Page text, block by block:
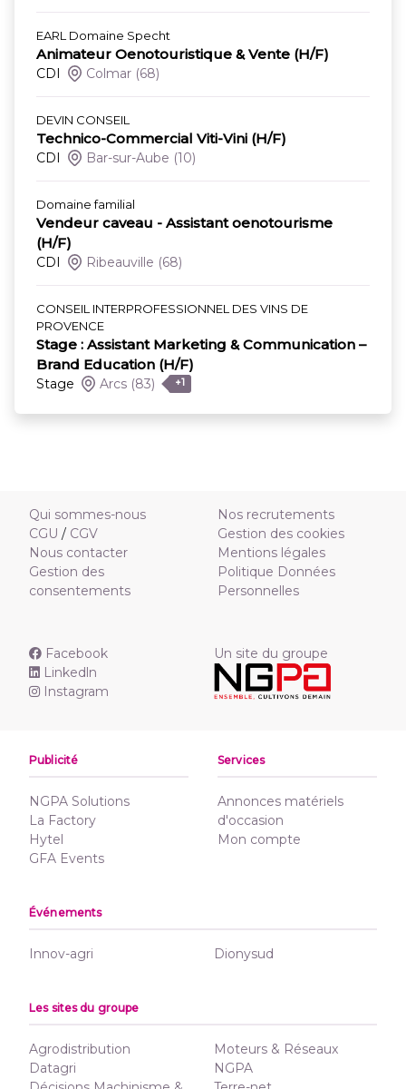
EARL Domaine Specht
Animateur Oenotouristique & Vente (H/F)
CDI Colmar (68)
DEVIN CONSEIL
Technico-Commercial Viti-Vini (H/F)
CDI Bar-sur-Aube (10)
Domaine familial
Vendeur caveau - Assistant oenotourisme
(H/F)
CDI Ribeauville (68)
CONSEIL INTERPROFESSIONNEL DES VINS DE
PROVENCE
Stage : Assistant Marketing & Communication –
Brand Education (H/F)
Stage Arcs (83) +1
Qui sommes-nous
CGU / CGV
Nous contacter
Gestion des
consentements
Nos recrutements
Gestion des cookies
Mentions légales
Politique Données
Personnelles
Facebook
Linkedln
Instagram
Un site du groupe
Publicité
NGPA Solutions
La Factory
Hytel
GFA Events
Services
Annonces matériels
d'occasion
Mon compte
Événements
Innov-agri Dionysud
Les sites du groupe
Agrodistribution
Datagri
Moteurs & Réseaux
NGPA